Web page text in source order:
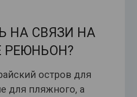
НА СВЯЗИ НА
РЕЮНЬОН?
остров для
для пляжного, а